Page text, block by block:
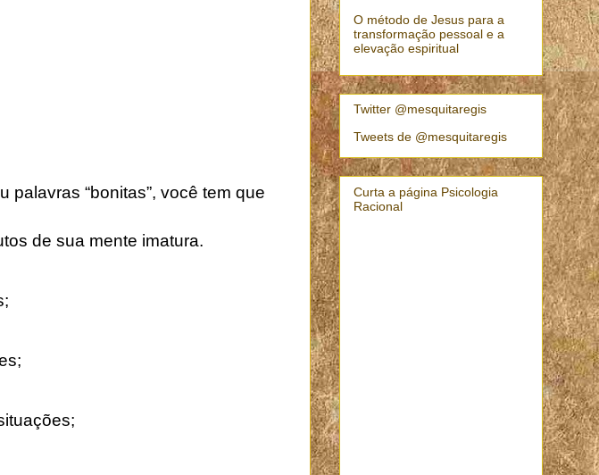
“bonitas”, você tem que
de sua mente imatura.
O método de Jesus para a
transformação pessoal e a
elevação espiritual
Twitter @mesquitaregis
Tweets de @mesquitaregis
Curta a página Psicologia
Racional